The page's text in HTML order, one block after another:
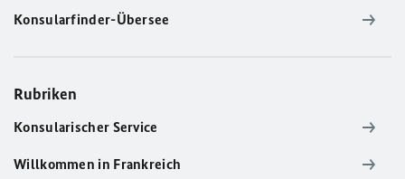
Konsularfinder-Übersee
Rubriken
Konsularischer Service
Willkommen in Frankreich